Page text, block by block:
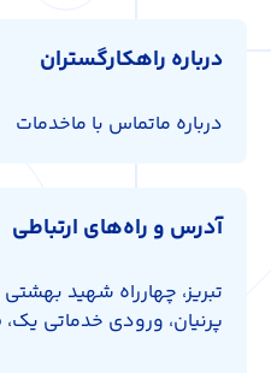
درباره راهکارگستران
درباره ماتماس با ماخدمات
آدرس و راه‌های ارتباطی
تبریز، چهارراه شهید
پرنیان، ورودی خدماتی یک، طبقه 2، واحد